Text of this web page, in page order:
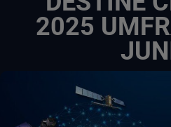
2025